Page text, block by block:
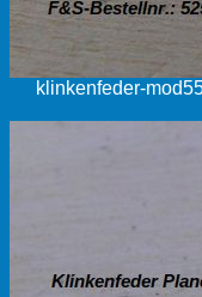
klinkenfeder-